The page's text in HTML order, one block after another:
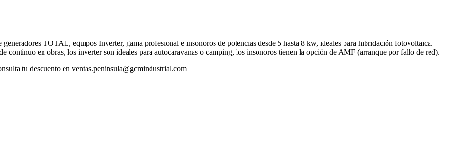
TOTAL, equipos Inverter, gama profesional e insonoros de potencias desde 5 hasta 8 kw, ideales para hibridación fotovoltaica.
continuo en obras, los inverter son ideales para autocaravanas o camping, los insonoros tienen la opción de AMF (arranque por fallo de red).
tu descuento en ventas.peninsula@gcmindustrial.com